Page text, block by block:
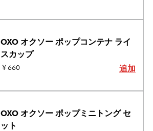
OXO オクソー ポップコンテナ ライ
スカップ
￥660 追加
OXO オクソー ポップミニトング セ
ット